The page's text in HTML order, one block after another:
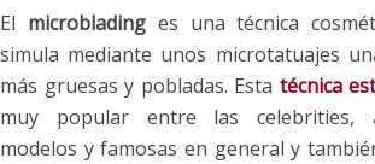
El microbladinges una técnica
simula mediante unos microtatuajes
más gruesas y pobladas. Esta técnica
muy popular entre las celebrities,
modelos y famosas en general y